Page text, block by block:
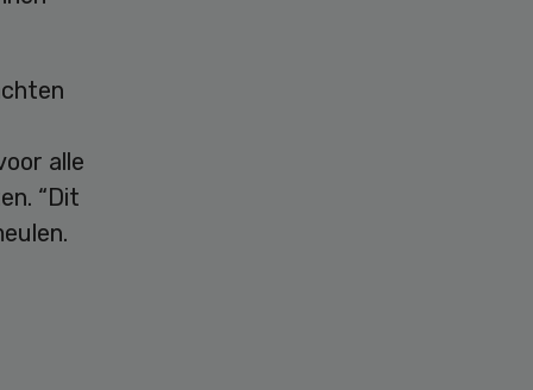
alle
“Dit